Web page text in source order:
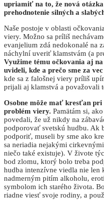
upriamiť na to, že nová
prehodnotenie silných a
Naše postoje v oblasti
viery. Možno sa príliš
evanjelium zdá nedokonalé na
náchylní uveriť klamstvám (a
Využime tému očkovania aj
uvideli, kde a prečo sme za
kde sa z falošnej viery príliš
prijali aj klamstvá a považovali
Osobne môže mať kresťan pri
problém viery. Pamätám si,
povedali, že už nikdy na
podporovať svetskú hudbu. Ak
podporiť, museli by sme ako
sa neriadia nejakými
niečo také existuje). V živote
bod zlomu, ktorý bolo treba
hudba intenzívne viedla nie len
nadmerným pitím alkoholu,
symbolom ich starého života.
riadne viesť svoje rodiny, a